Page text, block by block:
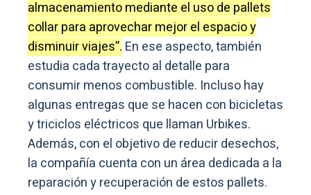
almacenamiento mediante el uso de pallets
collar para aprovechar mejor el espacio y
disminuir viajes”. En ese aspecto, también
estudia cada trayecto al detalle para
consumir menos combustible. Incluso hay
algunas entregas que se hacen con bicicletas
y triciclos eléctricos que llaman Urbikes.
Además, con el objetivo de reducir desechos,
la compañía cuenta con un área dedicada a la
reparación y recuperación de estos pallets.